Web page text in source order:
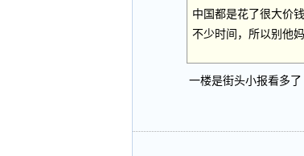
中国都是花了很大价
不少时间，所以别他
一楼是街头小报看多了